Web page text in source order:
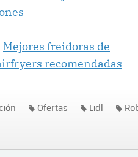
Mejores freidoras de
recomendadas
Ofertas Lidl